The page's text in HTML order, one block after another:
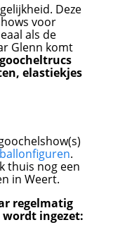
Deze
voor
als de
Glenn komt
goocheltrucs
elastiekjes
.
thuis nog een
in Weert.
regelmatig
ingezet: